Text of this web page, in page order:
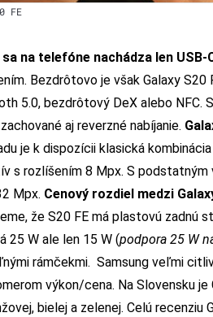
FE
na telefóne nachádza len USB-
Bezdrôtovo je však Galaxy
5.0, bezdrôtový DeX alebo NFC.
aj reverzné nabíjanie.
je k dispozícii klasická
s rozlíšením 8 Mpx. S podstatným
Mpx. Cenový rozdiel medzi
že S20 FE má plastovú zadnú
25 W ale len 15 W (podpora 25 W
rámčekmi. Samsung veľmi
výkon/cena. Na Slovensku
bielej a zelenej. Celú recenziu